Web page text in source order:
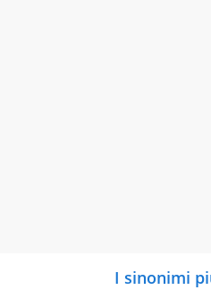
I sinonimi